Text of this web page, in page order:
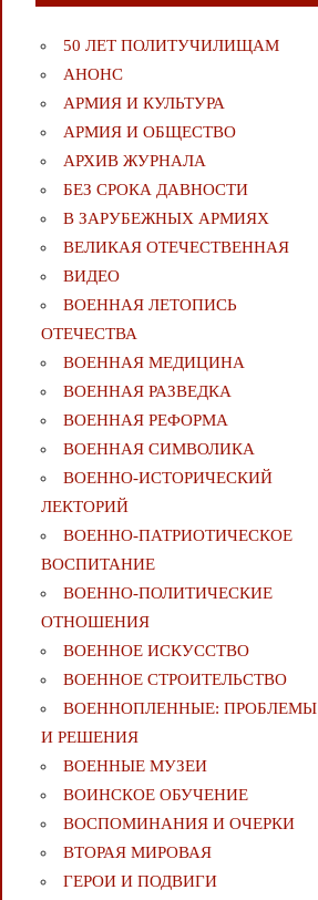
50 ЛЕТ ПОЛИТУЧИЛИЩАМ
АНОНС
АРМИЯ И КУЛЬТУРА
АРМИЯ И ОБЩЕСТВО
АРХИВ ЖУРНАЛА
БЕЗ СРОКА ДАВНОСТИ
В ЗАРУБЕЖНЫХ АРМИЯХ
ВЕЛИКАЯ ОТЕЧЕСТВЕННАЯ
ВИДЕО
ВОЕННАЯ ЛЕТОПИСЬ
ОТЕЧЕСТВА
ВОЕННАЯ МЕДИЦИНА
ВОЕННАЯ РАЗВЕДКА
ВОЕННАЯ РЕФОРМА
ВОЕННАЯ СИМВОЛИКА
ВОЕННО-ИСТОРИЧЕСКИЙ
ЛЕКТОРИЙ
ВОЕННО-ПАТРИОТИЧЕСКОЕ
ВОСПИТАНИЕ
ВОЕННО-ПОЛИТИЧЕСКИE
ОТНОШЕНИЯ
ВОЕННОЕ ИСКУССТВО
ВОЕННОЕ СТРОИТЕЛЬСТВО
ВОЕННОПЛЕННЫЕ: ПРОБЛЕМЫ
И РЕШЕНИЯ
ВОЕННЫЕ МУЗЕИ
ВОИНСКОЕ ОБУЧЕНИЕ
ВОСПОМИНАНИЯ И ОЧЕРКИ
ВТОРАЯ МИРОВАЯ
ГЕРОИ И ПОДВИГИ